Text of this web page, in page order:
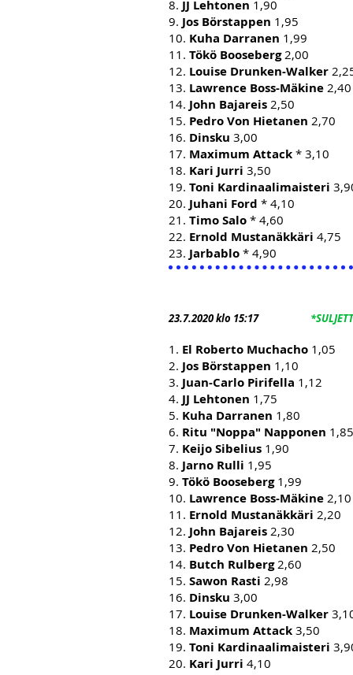
8. JJ Lehtonen 1,90
9. Jos Börstappen 1,95
10. Kuha Darranen 1,99
11. Tökö Booseberg2,00
12. Louise Drunken-Walker
13. Lawrence Boss-Mäkine 2,40
14. John Bajareis 2,50
15. Pedro Von Hietanen 2,70
16. Dinsku 3,00
17. Maximum Attack * 3,10
18. Kari Jurri 3,50
19. Toni Kardinaalimaisteri
20. Juhani Ford * 4,10
21. Timo Salo * 4,60
22. Ernold Mustanäkkäri 4,75
23. Jarbablo * 4,90
23.7.2020 klo 15:17
1. El Roberto Muchacho 1,05
2. Jos Börstappen 1,10
3. Juan-Carlo Pirifella 1,12
4. JJ Lehtonen 1,75
5. Kuha Darranen 1,80
6. Ritu "Noppa" Napponen 1,85
7. Keijo Sibelius 1,90
8. Jarno Rulli 1,95
9. Tökö Booseberg 1,99
10. Lawrence Boss-Mäkine 2,10
11. Ernold Mustanäkkäri 2,20
12. John Bajareis 2,30
13. Pedro Von Hietanen 2,50
14. Butch Rulberg2,60
15. Sawon Rasti 2,98
16. Dinsku 3,00
17. Louise Drunken-Walker
18. Maximum Attack 3,50
19. Toni Kardinaalimaisteri
20. Kari Jurri 4,10